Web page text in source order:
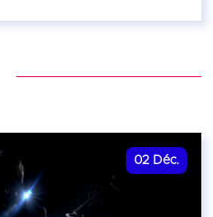
02 Déc.